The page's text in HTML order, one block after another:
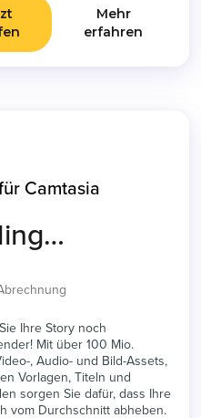
Mehr
erfahren
Camtasia
Ihre Story noch
Mit über 100 Mio.
, Audio- und Bild-Assets,
Vorlagen, Titeln und
sorgen Sie dafür, dass Ihre
vom Durchschnitt abheben.